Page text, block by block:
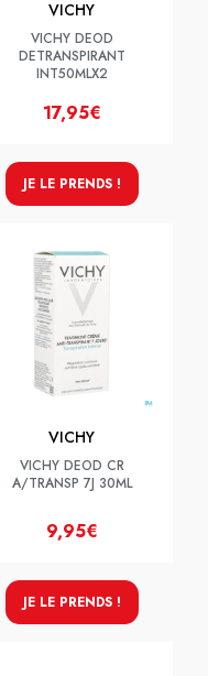
VICHY
VICHY DEOD
DETRANSPIRANT
INT50MLX2
17,95€
JE LE PRENDS !
VICHY
VICHY DEOD CR
A/TRANSP 7J 30ML
9,95€
JE LE PRENDS !